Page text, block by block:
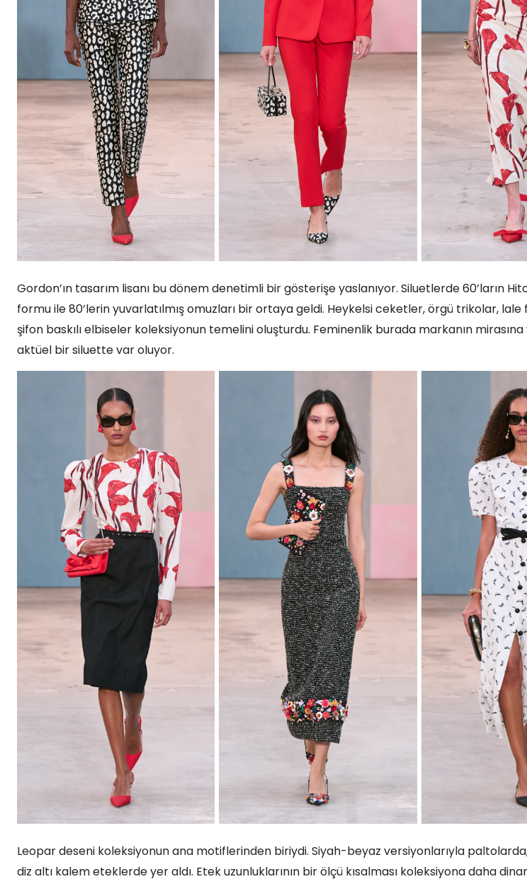
Gordon’ın tasarım lisanı bu dönem denetimli bir gösterişe yaslanıyor. Siluetlerde 60’ların
formu ile 80’lerin yuvarlatılmış omuzları bir ortaya geldi. Heykelsi ceketler, örgü trikolar,
şifon baskılı elbiseler koleksiyonun temelini oluşturdu. Feminenlik burada markanın
aktüel bir siluette var oluyor.
Leopar deseni koleksiyonun ana motiflerinden biriydi. Siyah-beyaz versiyonlarıyla
diz altı kalem eteklerde yer aldı. Etek uzunluklarının bir ölçü kısalması koleksiyona daha